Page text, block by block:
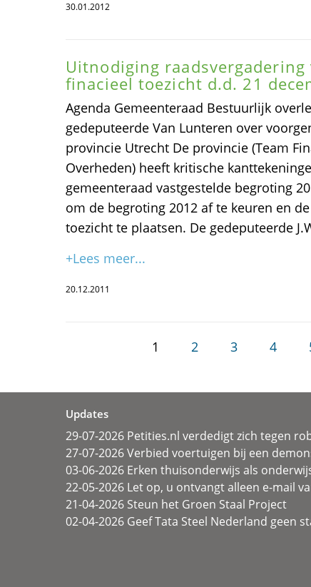
30.01.2012
Uitnodiging raadsvergadering
finacieel toezicht d.d. 21
Agenda Gemeenteraad Bestuurlijk
gedeputeerde Van Lunteren over
provincie Utrecht De provincie (Team
Overheden) heeft kritische
gemeenteraad vastgestelde begroting
om de begroting 2012 af te keuren en
toezicht te plaatsen. De gedeputeerde
+Lees meer...
20.12.2011
1 2 3 4
Updates
29-07-2026 Petities.nl verdedigt zich tegen
27-07-2026 Verbied voertuigen bij een
03-06-2026 Erken thuisonderwijs als
22-05-2026 Let op, u ontvangt alleen e-mail
21-04-2026 Steun het Groen Staal Project
02-04-2026 Geef Tata Steel Nederland geen